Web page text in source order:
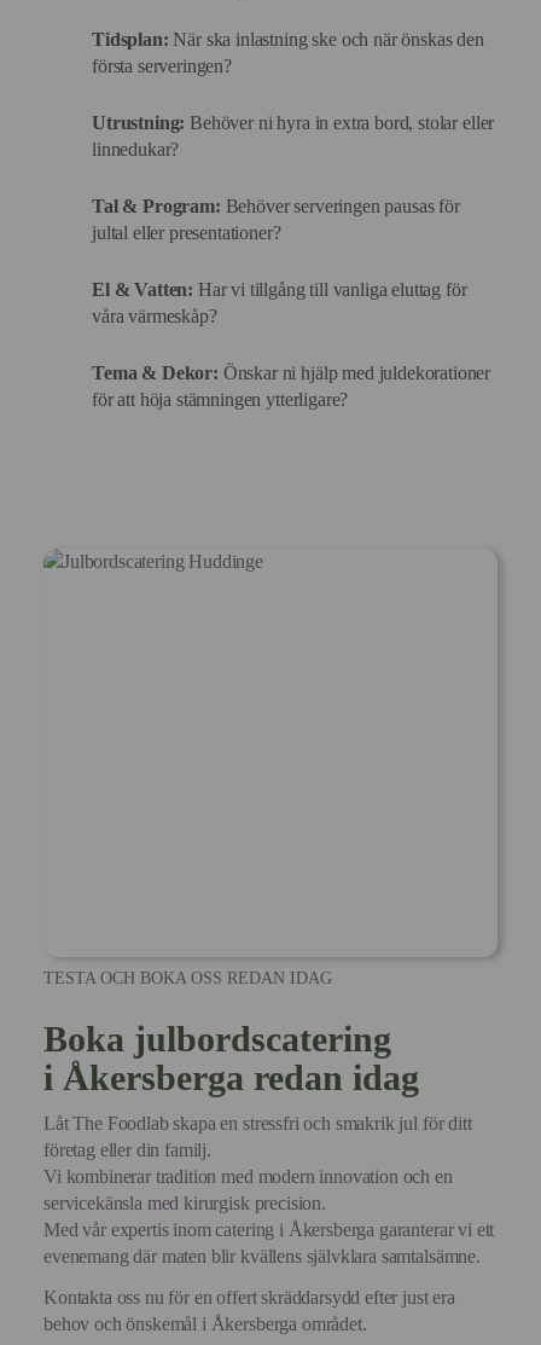
Tidsplan: När ska inlastning ske och när önskas den
första serveringen?
Utrustning: Behöver ni hyra in extra bord, stolar eller
linnedukar?
Tal & Program: Behöver serveringen pausas för
jultal eller presentationer?
El & Vatten: Har vi tillgång till vanliga eluttag för
våra värmeskåp?
Tema & Dekor: Önskar ni hjälp med juldekorationer
för att höja stämningen ytterligare?
TESTA OCH BOKA OSS REDAN IDAG
Boka julbordscatering
i Åkersberga redan idag
Låt The Foodlab skapa en stressfri och smakrik jul för ditt
företag eller din familj.
Vi kombinerar tradition med modern innovation och en
servicekänsla med kirurgisk precision.
Med vår expertis inom catering i Åkersberga garanterar vi ett
evenemang där maten blir kvällens självklara samtalsämne.
Kontakta oss nu för en offert skräddarsydd efter just era
behov och önskemål i Åkersberga området.